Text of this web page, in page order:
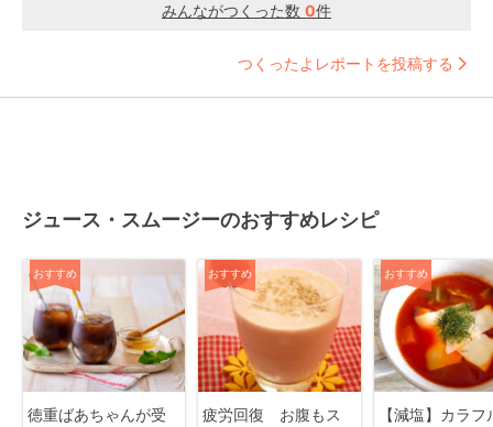
みんながつくった数 0件
つくったよレポートを投稿する
ジュース・スムージーのおすすめレシピ
おすすめ
徳重ばあちゃんが受
おすすめ
疲労回復 お腹もス
おすすめ
【減塩】カラフ